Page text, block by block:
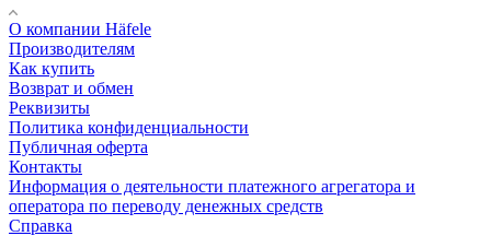
О компании Häfele
Производителям
Как купить
Возврат и обмен
Реквизиты
Политика конфиденциальности
Публичная оферта
Контакты
Информация о деятельности платежного агрегатора и
оператора по переводу денежных средств
Справка